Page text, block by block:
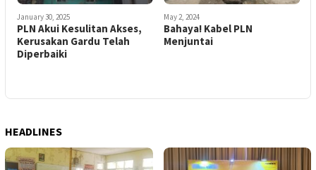
January 30, 2025
PLN Akui Kesulitan Akses,
Kerusakan Gardu Telah
Diperbaiki
May 2, 2024
Bahaya! Kabel PLN
Menjuntai
HEADLINES